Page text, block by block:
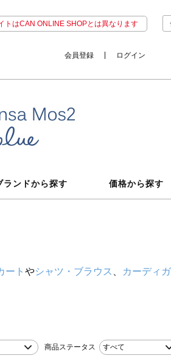
トはCAN ONLINE SHOPとは異なります
会員登録 ログイン
ランドから探す 価格から探す
ート やシャツ・ブラウス カーディ
商品ステータス すべて